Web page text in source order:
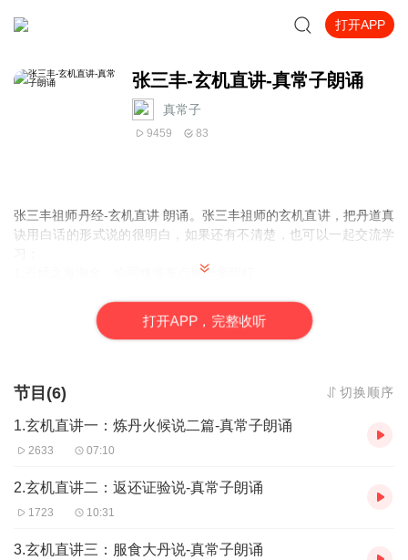
打开APP
张三丰-玄机直讲-真常子朗诵
真常子
9459 83
张三丰祖师丹经-玄机直讲 朗诵。张三丰祖师的玄机直讲，把丹道真
诀用白话的形式说的很明白，如果还有不清楚，也可以一起交流学
1.丹经之海淘金，给同修道友点燃一盏明灯；
3.让吕祖真传法脉传承下去；
4.道教经典经文分享；
打开APP，完整收听
节目(6) 切换顺序
1.玄机直讲一：炼丹火候说二篇-真常子朗诵
2633 07:10
2.玄机直讲二：返还证验说-真常子朗诵
1723 10:31
3.玄机直讲三：服食大丹说-真常子朗诵